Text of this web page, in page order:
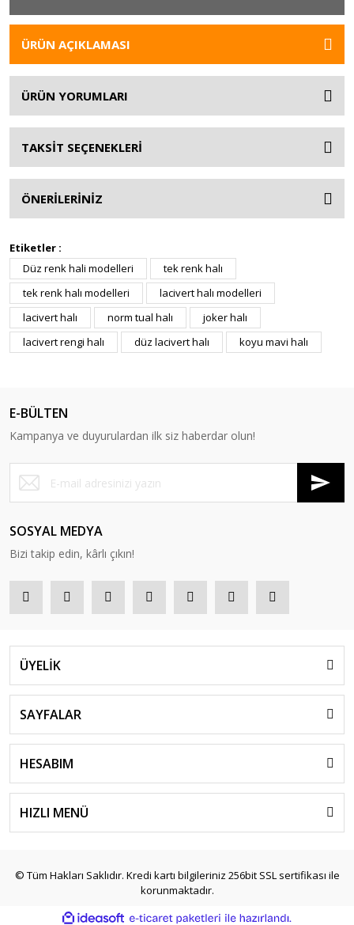
ÜRÜN AÇIKLAMASI
ÜRÜN YORUMLARI
TAKSİT SEÇENEKLERİ
ÖNERİLERİNİZ
Etiketler :
Düz renk hali modelleri
tek renk halı
tek renk halı modelleri
lacivert halı modelleri
lacivert halı
norm tual halı
joker halı
lacivert rengi halı
düz lacivert halı koyu mavi halı
E-BÜLTEN
Kampanya ve duyurulardan ilk siz haberdar olun!
SOSYAL MEDYA
Bizi takip edin, kârlı çıkın!
ÜYELİK
SAYFALAR
HESABIM
HIZLI MENÜ
© Tüm Hakları Saklıdır. Kredi kartı bilgileriniz 256bit SSL sertifikası ile
korunmaktadır.
ideasoft e-